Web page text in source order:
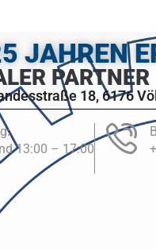
JAHREN
18, 6176
13:00 – 17:00